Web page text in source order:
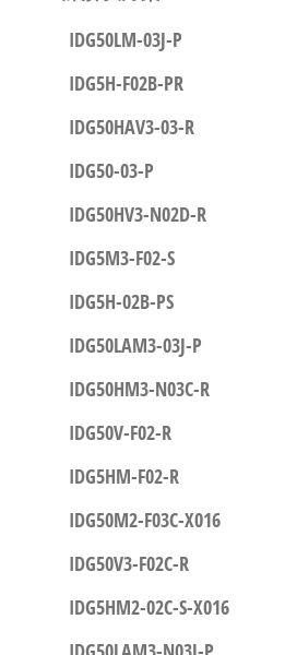
IDG50LM-03J-P
IDG5H-F02B-PR
IDG50HAV3-03-R
IDG50-03-P
IDG50HV3-N02D-R
IDG5M3-F02-S
IDG5H-02B-PS
IDG50LAM3-03J-P
IDG50HM3-N03C-R
IDG50V-F02-R
IDG5HM-F02-R
IDG50M2-F03C-X016
IDG50V3-F02C-R
IDG5HM2-02C-S-X016